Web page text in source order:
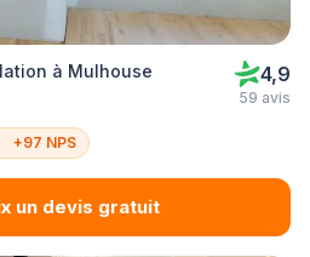
à Mulhouse 4,9
59 avis
+97 NPS
un devis gratuit